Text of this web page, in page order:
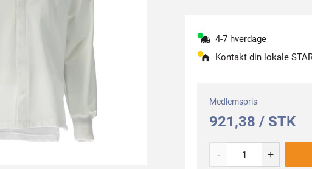
4-7 hverdage
Kontakt din lokale
Medlemspris
921,38 / STK
- +